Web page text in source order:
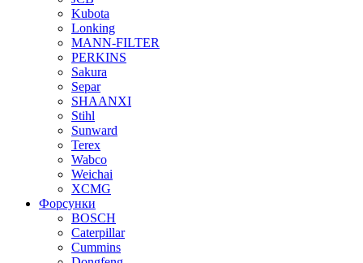
Kubota
Lonking
MANN-FILTER
PERKINS
Sakura
Separ
SHAANXI
Stihl
Sunward
Terex
Wabco
Weichai
XCMG
Форсунки
BOSCH
Caterpillar
Cummins